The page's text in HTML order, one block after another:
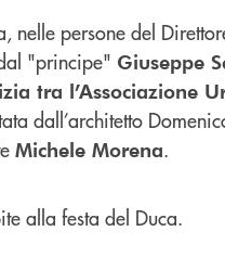
nelle persone del
"principe" Giuseppe
tra l’Associazione
dall’architetto
Michele Morena.